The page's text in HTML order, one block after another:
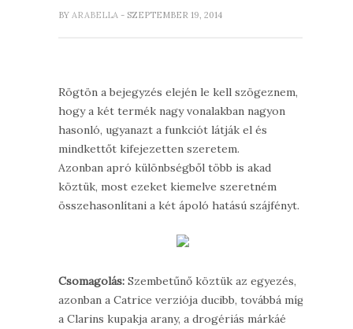
BY ARABELLA - SZEPTEMBER 19, 2014
Rögtön a bejegyzés elején le kell szögeznem,
hogy a két termék nagy vonalakban nagyon
hasonló, ugyanazt a funkciót látják el és
mindkettőt kifejezetten szeretem.
Azonban apró különbségből több is akad
köztük, most ezeket kiemelve szeretném
összehasonlítani a két ápoló hatású szájfényt.
Csomagolás: Szembetűnő köztük az egyezés,
azonban a Catrice verziója ducibb, továbbá míg
a Clarins kupakja arany, a drogériás márkáé